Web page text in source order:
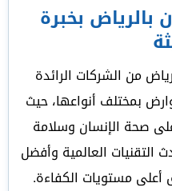
بالرياض بخبرة
من الشركات الرائدة
بمختلف أنواعها، حيث
صحة الإنسان وسلامة
التقنيات العالمية وأفضل
أعلى مستويات الكفاءة.